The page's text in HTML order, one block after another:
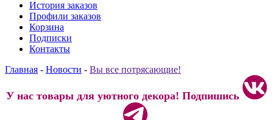
История заказов
Профили заказов
Корзина
Подписки
Контакты
Главная - Новости - Вы все потрясающие!
У нас товары для уютного декора! Подпишись